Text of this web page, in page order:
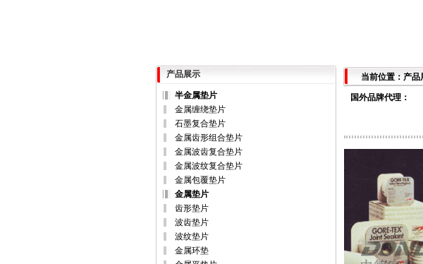
产品展示
半金属垫片
金属缠绕垫片
石墨复合垫片
金属齿形组合垫片
金属波齿复合垫片
金属波纹复合垫片
金属包覆垫片
金属垫片
齿形垫片
波齿垫片
波纹垫片
金属环垫
当前位置：产品
国外品牌代理：